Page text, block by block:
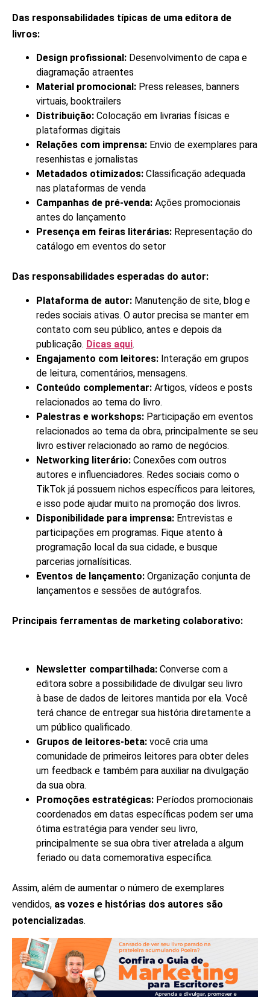
Das responsabilidades típicas de uma editora de
livros:
Design profissional: Desenvolvimento de capa e
diagramação atraentes
Material promocional: Press releases, banners
virtuais, booktrailers
Distribuição: Colocação em livrarias físicas e
plataformas digitais
Relações com imprensa: Envio de exemplares para
resenhistas e jornalistas
Metadados otimizados: Classificação adequada
nas plataformas de venda
Campanhas de pré-venda: Ações promocionais
antes do lançamento
Presença em feiras literárias: Representação do
catálogo em eventos do setor
Das responsabilidades esperadas do autor:
Plataforma de autor: Manutenção de site, blog e
redes sociais ativas. O autor precisa se manter em
contato com seu público, antes e depois da
publicação. Dicas aqui.
Engajamento com leitores: Interação em grupos
de leitura, comentários, mensagens.
Conteúdo complementar: Artigos, vídeos e posts
relacionados ao tema do livro.
Palestras e workshops: Participação em eventos
relacionados ao tema da obra, principalmente se seu
livro estiver relacionado ao ramo de negócios.
Networking literário: Conexões com outros
autores e influenciadores. Redes sociais como o
TikTok já possuem nichos específicos para leitores,
e isso pode ajudar muito na promoção dos livros.
Disponibilidade para imprensa: Entrevistas e
participações em programas. Fique atento à
programação local da sua cidade, e busque
parcerias jornalísiticas.
Eventos de lançamento: Organização conjunta de
lançamentos e sessões de autógrafos.
Principais ferramentas de marketing colaborativo:
Newsletter compartilhada: Converse com a
editora sobre a possibilidade de divulgar seu livro
à base de dados de leitores mantida por ela. Você
terá chance de entregar sua história diretamente a
um público qualificado.
Grupos de leitores-beta: você cria uma
comunidade de primeiros leitores para obter deles
um feedback e também para auxiliar na divulgação
da sua obra.
Promoções estratégicas: Períodos promocionais
coordenados em datas específicas podem ser uma
ótima estratégia para vender seu livro,
principalmente se sua obra tiver atrelada a algum
feriado ou data comemorativa específica.
Assim, além de aumentar o número de exemplares
vendidos, as vozes e histórias dos autores são
potencializadas.